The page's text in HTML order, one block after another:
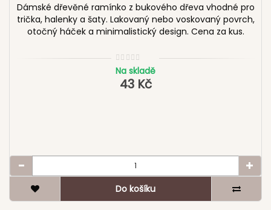
Dámské dřevěné ramínko z bukového dřeva vhodné pro
trička, halenky a šaty. Lakovaný nebo voskovaný povrch,
otočný háček a minimalistický design. Cena za kus.
Na skladě
43 Kč
Do košíku